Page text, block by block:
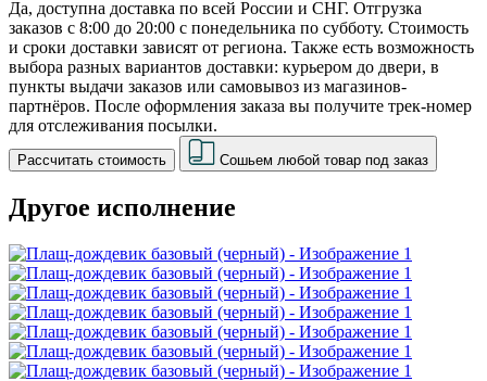
Да, доступна доставка по всей России и СНГ. Отгрузка
заказов с 8:00 до 20:00 с понедельника по субботу. Стоимость
и сроки доставки зависят от региона. Также есть возможность
выбора разных вариантов доставки: курьером до двери, в
пункты выдачи заказов или самовывоз из магазинов-
партнёров. После оформления заказа вы получите трек-номер
для отслеживания посылки.
Рассчитать стоимость Сошьем любой товар под заказ
Другое исполнение